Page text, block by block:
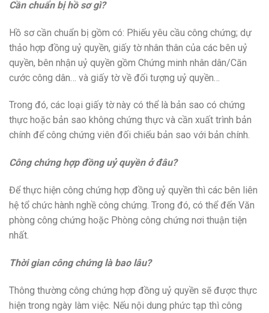
Cần chuẩn bị hồ sơ gì?
Hồ sơ cần chuẩn bị gồm có: Phiếu yêu cầu công chứng; dự
thảo hợp đồng uỷ quyền, giấy tờ nhân thân của các bên uỷ
quyền, bên nhận uỷ quyền gồm Chứng minh nhân dân/Căn
cước công dân… và giấy tờ về đối tượng uỷ quyền…
Trong đó, các loại giấy tờ này có thể là bản sao có chứng
thực hoặc bản sao không chứng thực và cần xuất trình bản
chính để công chứng viên đối chiếu bản sao với bản chính.
Công chứng hợp đồng uỷ quyền ở đâu?
Để thực hiện công chứng hợp đồng uỷ quyền thì các bên liên
hệ tổ chức hành nghề công chứng. Trong đó, có thể đến Văn
phòng công chứng hoặc Phòng công chứng nơi thuận tiện
nhất.
Thời gian công chứng là bao lâu?
Thông thường công chứng hợp đồng uỷ quyền sẽ được thực
hiện trong ngày làm việc. Nếu nội dung phức tạp thì công